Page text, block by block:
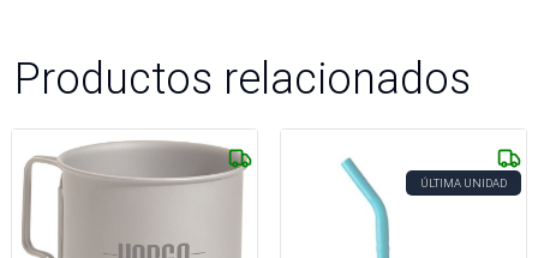
Productos relacionados
ÚLTIMA UNIDAD